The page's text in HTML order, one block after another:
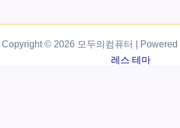
Copyright © 2026 모두의컴퓨터 | Powered
레스 테마